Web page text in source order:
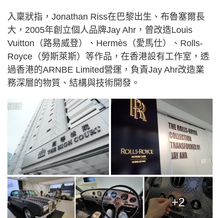
入稟狀指，Jonathan Riss在巴黎出生、布魯塞爾長
大，2005年創立個人品牌Jay Ahr，曾改造Louis
Vuitton（路易威登）、Hermès（愛馬仕）、Rolls-
Royce（勞斯萊斯）等作品，在香港設有工作室，透
過香港的ARNBE Limited營運，負責Jay Ahr改造業
務深層的物質、結構與技術開發。
+2